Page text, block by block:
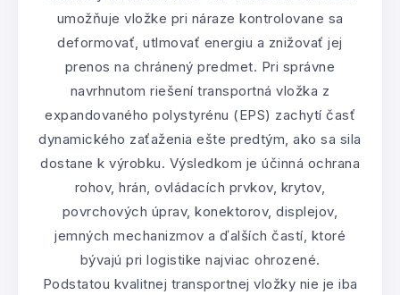
umožňuje vložke pri náraze kontrolovane sa
deformovať, utlmovať energiu a znižovať jej
prenos na chránený predmet. Pri správne
navrhnutom riešení transportná vložka z
expandovaného polystyrénu (EPS) zachytí časť
dynamického zaťaženia ešte predtým, ako sa sila
dostane k výrobku. Výsledkom je účinná ochrana
rohov, hrán, ovládacích prvkov, krytov,
povrchových úprav, konektorov, displejov,
jemných mechanizmov a ďalších častí, ktoré
bývajú pri logistike najviac ohrozené.
Podstatou kvalitnej transportnej vložky nie je iba